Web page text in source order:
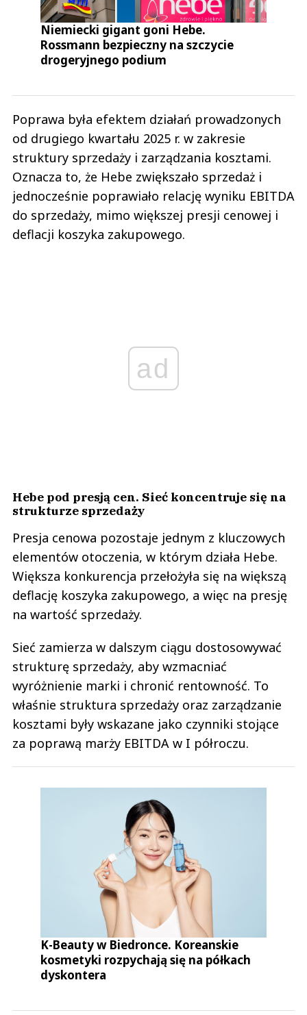
Niemiecki gigant goni Hebe.
Rossmann bezpieczny na szczycie
drogeryjnego podium
Poprawa była efektem działań prowadzonych
od drugiego kwartału 2025 r. w zakresie
struktury sprzedaży i zarządzania kosztami.
Oznacza to, że Hebe zwiększało sprzedaż i
jednocześnie poprawiało relację wyniku EBITDA
do sprzedaży, mimo większej presji cenowej i
deflacji koszyka zakupowego.
ad
Hebe pod presją cen. Sieć koncentruje się na
strukturze sprzedaży
Presja cenowa pozostaje jednym z kluczowych
elementów otoczenia, w którym działa Hebe.
Większa konkurencja przełożyła się na większą
deflację koszyka zakupowego, a więc na presję
na wartość sprzedaży.
Sieć zamierza w dalszym ciągu dostosowywać
strukturę sprzedaży, aby wzmacniać
wyróżnienie marki i chronić rentowność. To
właśnie struktura sprzedaży oraz zarządzanie
kosztami były wskazane jako czynniki stojące
za poprawą marży EBITDA w I półroczu.
K-Beauty w Biedronce. Koreanskie
kosmetyki rozpychają się na półkach
dyskontera